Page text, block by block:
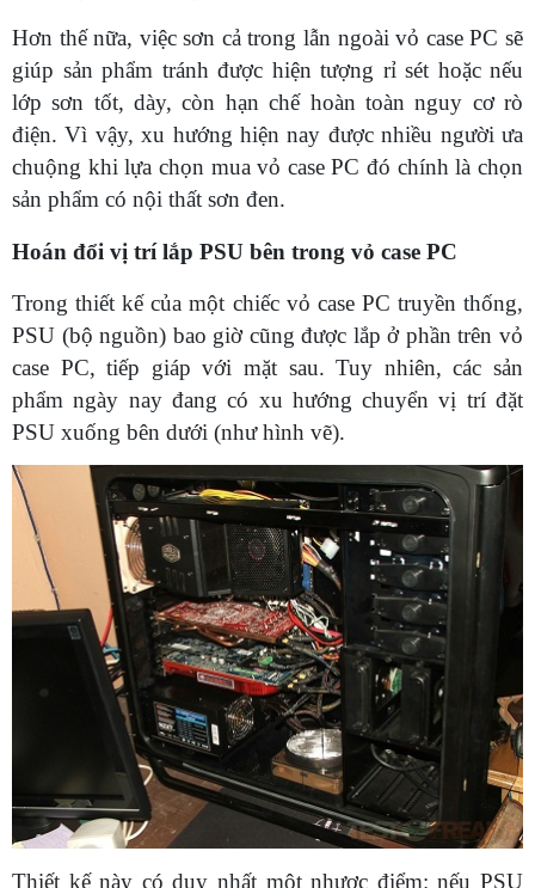
Hơn thế nữa, việc sơn cả trong lẫn ngoài vỏ case PC sẽ
giúp sản phẩm tránh được hiện tượng rỉ sét hoặc nếu
lớp sơn tốt, dày, còn hạn chế hoàn toàn nguy cơ rò
điện. Vì vậy, xu hướng hiện nay được nhiều người ưa
chuộng khi lựa chọn mua vỏ case PC đó chính là chọn
sản phẩm có nội thất sơn đen.
Hoán đổi vị trí lắp PSU bên trong vỏ case PC
Trong thiết kế của một chiếc vỏ case PC truyền thống,
PSU (bộ nguồn) bao giờ cũng được lắp ở phần trên vỏ
case PC, tiếp giáp với mặt sau. Tuy nhiên, các sản
phẩm ngày nay đang có xu hướng chuyển vị trí đặt
PSU xuống bên dưới (như hình vẽ).
Thiết kế này có duy nhất một nhược điểm: nếu PSU